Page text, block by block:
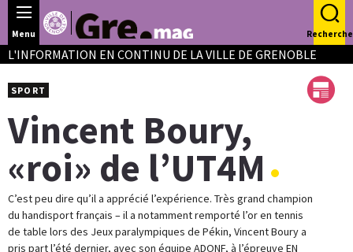
Panneau de gestion des cookies
Menu Recherche
L'INFORMATION EN CONTINU DE LA VILLE DE GRENOBLE
Vincent Boury,
«roi» de l’UT4M
C’est peu dire qu’il a apprécié l’expérience. Très grand champion
du handisport français – il a notamment remporté l’or en tennis
de table lors des Jeux paralympiques de Pékin, Vincent Boury a
pris part l’été dernier, avec son équipe ADONF, à l’épreuve EN
SPORT